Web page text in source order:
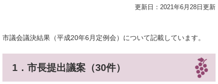
更新日：2021年6月28日更新
市議会議決結果（平成20年6月定例会）について記載しています。
1．市長提出議案（30件）